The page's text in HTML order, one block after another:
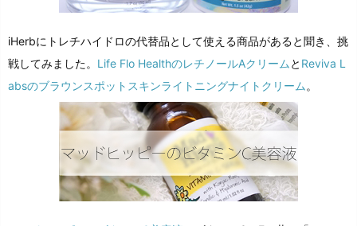
iHerbにトレチハイドロの代替品として使える商品があると聞き、挑
戦してみました。 Life Flo HealthのレチノールAクリーム と Reviva L
absのブラウンスポットスキンライトニングナイトクリーム 。